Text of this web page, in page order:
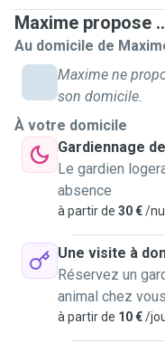
Je sais aussi etre
pas lors d une
Je ne suis jamais
qu ils passent de bons
A l adolescence je me
berger allemand et lui
J ai egalement
de patience) le chat
petites promenades en
grand appartement
pour la laisser sortir
Maxime propose
Au domicile de
Maxime ne
son domicile.
À votre domicile
Gardiennage
Le gardien
absence
à partir de 30 €/
Une visite à
Réservez un
animal chez
à partir de 10 €/